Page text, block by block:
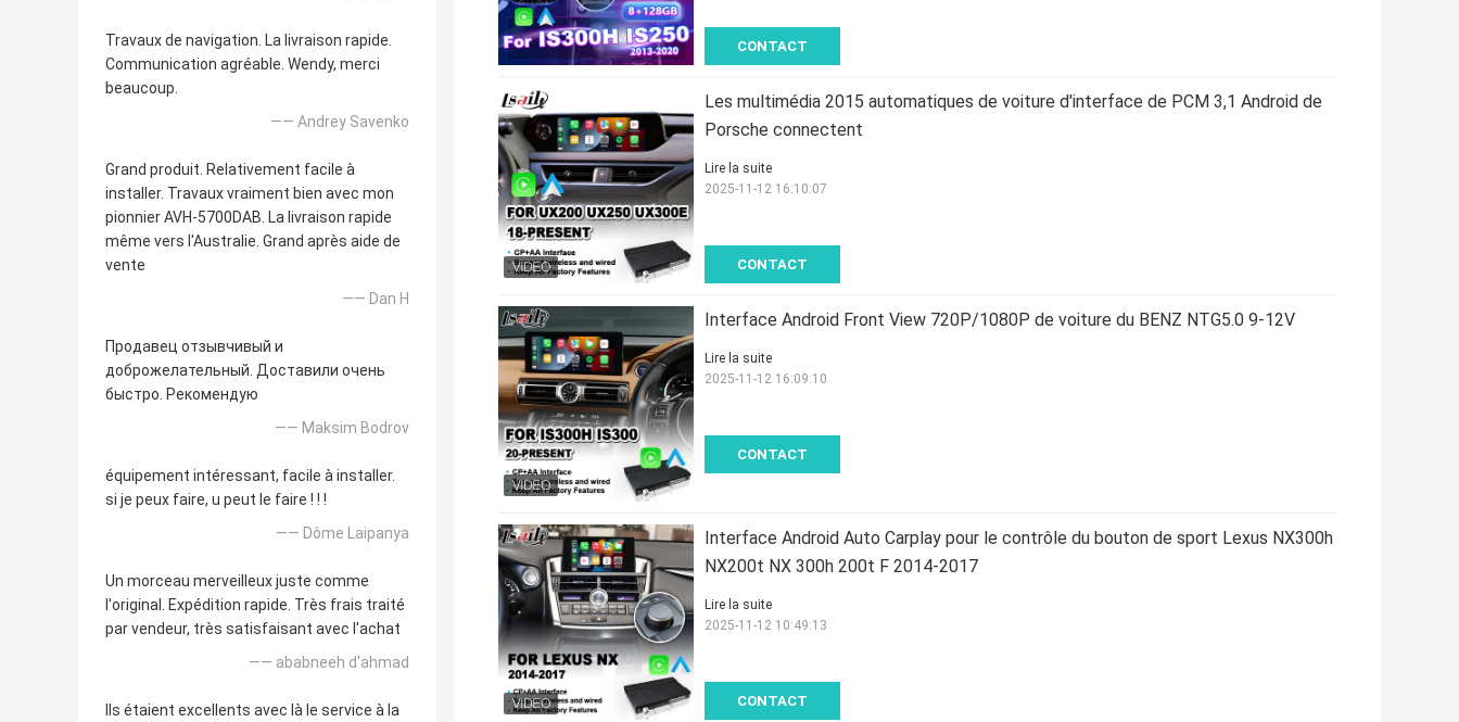
Travaux de navigation. La livraison rapide.
Communication agréable. Wendy, merci
beaucoup.
—— Andrey Savenko
Grand produit. Relativement facile à
installer. Travaux vraiment bien avec mon
pionnier AVH-5700DAB. La livraison rapide
même vers l'Australie. Grand après aide de
vente
—— Dan H
Продавец отзывчивый и
доброжелательный. Доставили очень
быстро. Рекомендую
—— Maksim Bodrov
équipement intéressant, facile à installer.
si je peux faire, u peut le faire ! ! !
—— Dôme Laipanya
Un morceau merveilleux juste comme
l'original. Expédition rapide. Très frais traité
par vendeur, très satisfaisant avec l'achat
—— ababneeh d'ahmad
Ils étaient excellents avec là le service à la
CONTACT
Les multimédia 2015 automatiques de voiture d'interface de PCM 3,1 Android de
Porsche connectent
CONTACT
Lire la suite
2025-11-12 16:10:07
Interface Android Front View 720P/1080P de voiture du BENZ NTG5.0 9-12V
CONTACT
Lire la suite
2025-11-12 16:09:10
Interface Android Auto Carplay pour le contrôle du bouton de sport Lexus NX300h
NX200t NX 300h 200t F 2014-2017
CONTACT
Lire la suite
2025-11-12 10:49:13